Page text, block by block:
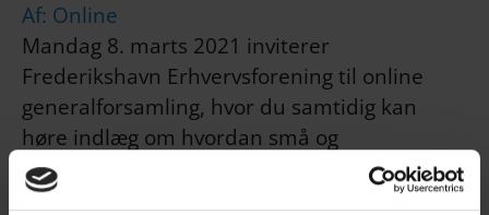
Af: Online
Mandag 8. marts 2021 inviterer
Frederikshavn Erhvervsforening til online
generalforsamling, hvor du samtidig kan
høre indlæg om hvordan små og
mellemstore virksomheder kan håndtere
kriser.